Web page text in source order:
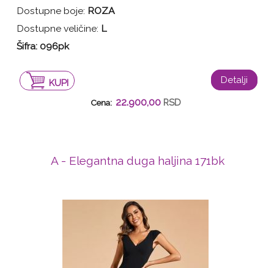
Dostupne boje: ROZA
Dostupne veličine: L
Šifra: 096pk
KUPI Detalji
Cena: 22.900,00 RSD
A - Elegantna duga haljina 171bk